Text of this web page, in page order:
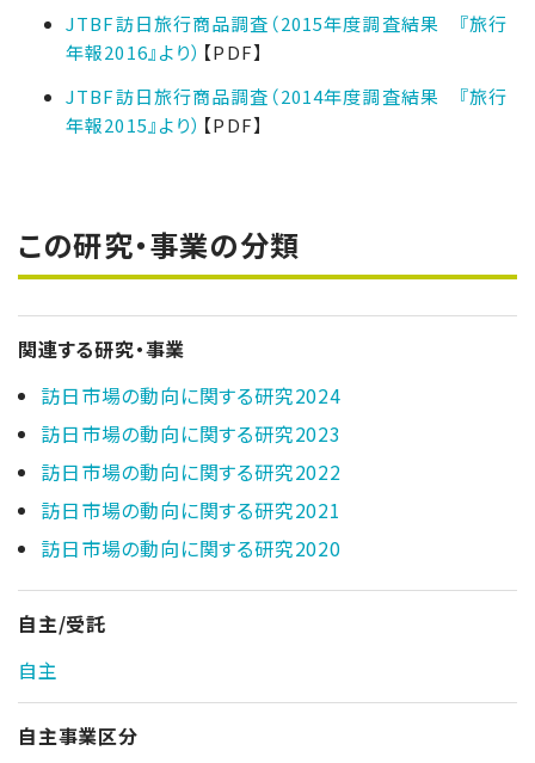
JTBF訪日旅行商品調査（2015年度調査結果 『旅行
年報2016』より） 【PDF】
JTBF訪日旅行商品調査（2014年度調査結果 『旅行
年報2015』より） 【PDF】
この研究・事業の分類
関連する研究・事業
訪日市場の動向に関する研究2024
訪日市場の動向に関する研究2023
訪日市場の動向に関する研究2022
訪日市場の動向に関する研究2021
訪日市場の動向に関する研究2020
自主/受託
自主
自主事業区分